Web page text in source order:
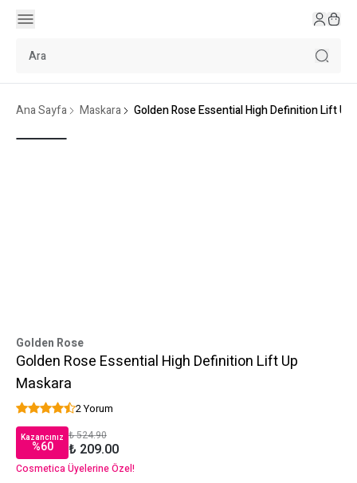
Ana Sayfa Maskara Golden Rose Essential High Definition Lift Up
Golden Rose
Golden Rose Essential High Definition Lift Up
Maskara
2 Yorum
Kazancınız
%60
₺ 524.90
₺ 209.00
Cosmetica Üyelerine Özel!